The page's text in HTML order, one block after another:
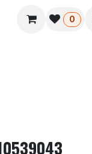
Usuario 0